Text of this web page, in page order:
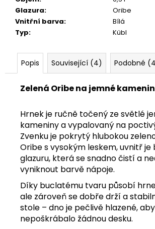
Glazura:
Oribe
Vnitřní barva:
Bílá
Typ: Kübl
Popis Související (4) Podobné
Zelená Oribe na jemné
Hrnek je ručně točený ze světlé
kameniny a vypalovaný na
Zvenku je pokrytý hlubokou
Oribe s vysokým leskem, uvnitř je
glazuru, která se snadno čistí a
vyniknout barvě nápoje.
Díky buclatému tvaru působí
ale zároveň se dobře drží a
stole – dno je pečlivě hlazené, aby
nepoškrábalo žádnou desku.
e
m
e